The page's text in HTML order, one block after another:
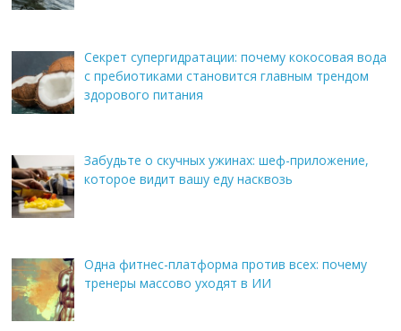
Секрет супергидратации: почему кокосовая вода
с пребиотиками становится главным трендом
здорового питания
Забудьте о скучных ужинах: шеф-приложение,
которое видит вашу еду насквозь
Одна фитнес-платформа против всех: почему
тренеры массово уходят в ИИ